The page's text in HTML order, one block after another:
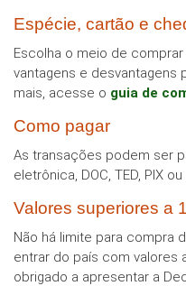
Espécie, cartão e
Escolha o meio de
vantagens e desvantagens
mais, acesse o guia de
Como pagar
As transações podem ser
eletrônica, DOC, TED, PIX
Valores superiores a
Não há limite para compra
entrar do país com valores
obrigado a apresentar a